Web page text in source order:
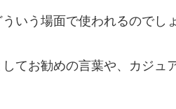
いう場面で使われるのでし
てお勧めの言葉や、カジュ